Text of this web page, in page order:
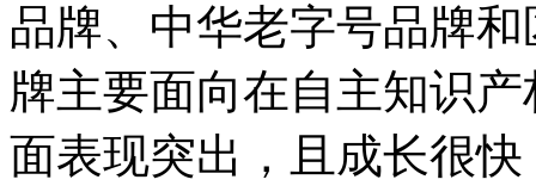
品牌、中华老字号品牌
牌主要面向在自主知识
面表现突出，且成长很